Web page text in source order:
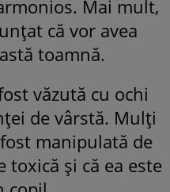
Mai mult,
că vor avea
toamnă.
văzută cu ochi
de vârstă. Mulți
manipulată de
toxică și că ea este